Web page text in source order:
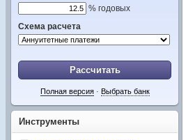
% годовых
Схема расчета
Рассчитать
Полная версия· Выбрать банк
Инструменты